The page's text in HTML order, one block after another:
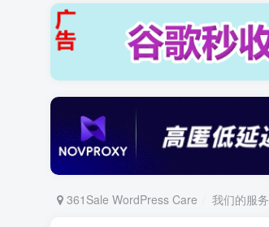
361Sale WordPress Care 我们的服务